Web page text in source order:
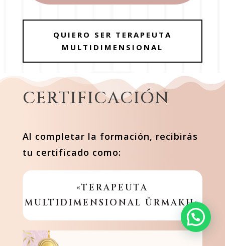
QUIERO SER TERAPEUTA
MULTIDIMENSIONAL
CERTIFICACIÓN
Al completar la formación, recibirás
tu certificado como:
«TERAPEUTA
MULTIDIMENSIONAL ÜRMAKH»